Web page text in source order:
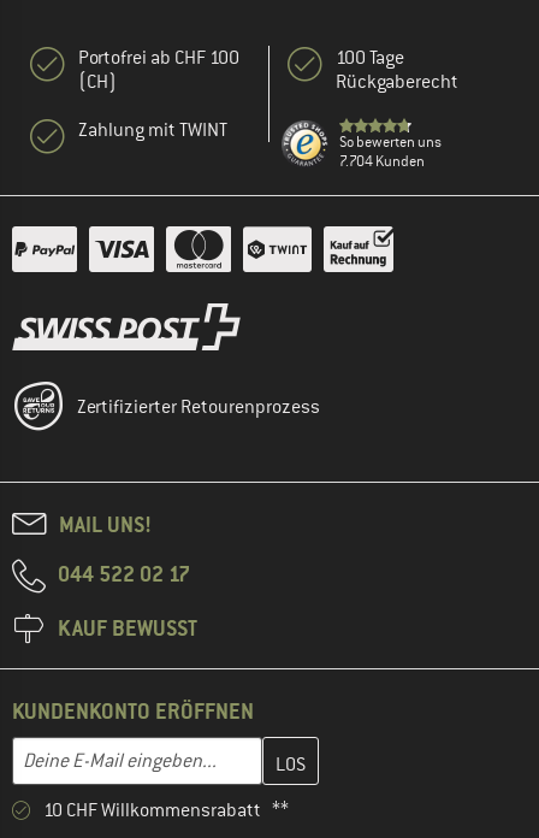
Portofrei ab CHF 100
(CH)
Zahlung mit TWINT
100 Tage
Rückgaberecht
So bewerten uns
7.704 Kunden
Zertifizierter Retourenprozess
MAIL UNS!
044 522 02 17
KAUF BEWUSST
KUNDENKONTO ERÖFFNEN
E-Mail-Adresse
Gib hier deine E-Mail-Adresse ein und erstelle im nächsten
10 CHF Willkommensrabatt **